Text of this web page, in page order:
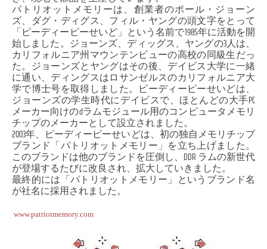
パトリオットメモリーは、創業者のポール・ジョーン
ズ、ダグ・ディグス、フィル・ヤングの頭文字をとって
「ピーディーピーせいど」という名前で1985年に活動を開
始しました。ジョーンズ、ディッグス、ヤングの3人は、
カリフォルニア州マウンテンビューの高校の同級生だっ
た。ジョーンズとヤングはその後、デイビス大学に一緒
に通い、ディングスはロサンゼルスのカリフォルニア大
学で博士号を取得しました。ピーディーピーせいどは、
ジョーンズの学生時代にデイビスで、ほとんどの大手PC
メーカー向けのdラムモジュール用のコンピュータメモリ
チップのメーカーとして設立されました。
2003年、ピーディーピーせいどは、初の独自メモリチップ
ブランド「パトリオットメモリー」を立ち上げました。
このブランドは他のブランドを圧倒し、DDR ラムの新世代
が登場するたびに改良され、拡大していきました。
最終的には「パトリオットメモリー」というブランド名
が社名に採用されました。
www.patriotmemory.com